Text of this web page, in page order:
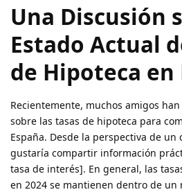
Una Discusión
Estado Actual
de Hipoteca en
Recientemente, muchos amigos
sobre las tasas de hipoteca para
España. Desde la perspectiva de
gustaría compartir información
tasa de interés]. En general, las
en 2024 se mantienen dentro de un